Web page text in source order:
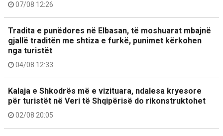
07/08 12:26
Tradita e punëdores në Elbasan, të moshuarat mbajnë
gjallë traditën me shtiza e furkë, punimet kërkohen
nga turistët
04/08 12:33
Kalaja e Shkodrës më e vizituara, ndalesa kryesore
për turistët në Veri të Shqipërisë do rikonstruktohet
02/08 20:05